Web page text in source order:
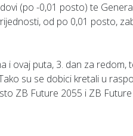
(po -0,01 posto) te
od po 0,01 posto,
i ovaj puta, 3. dan za redom,
su se dobici kretali u
ZB Future 2055 i ZB